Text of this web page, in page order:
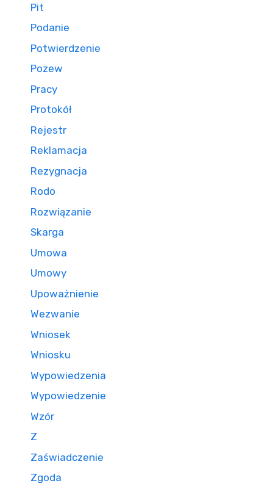
Pit
Podanie
Potwierdzenie
Pozew
Pracy
Protokół
Rejestr
Reklamacja
Rezygnacja
Rodo
Rozwiązanie
Skarga
Umowa
Umowy
Upoważnienie
Wezwanie
Wniosek
Wniosku
Wypowiedzenia
Wypowiedzenie
Wzór
Z
Zaświadczenie
Zgoda